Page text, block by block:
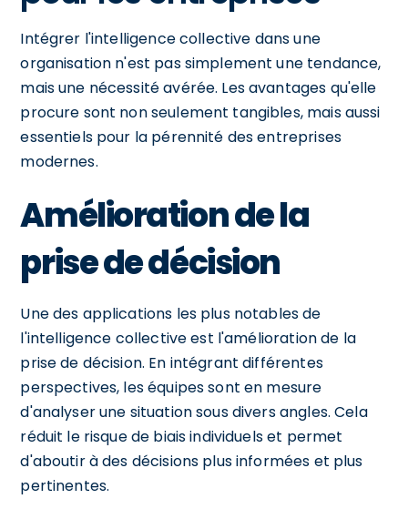
Intégrer l'intelligence collective dans une
organisation n'est pas simplement une tendance,
mais une nécessité avérée. Les avantages qu'elle
procure sont non seulement tangibles, mais aussi
essentiels pour la pérennité des entreprises
modernes.
Amélioration de la
prise de décision
Une des applications les plus notables de
l'intelligence collective est l'amélioration de la
prise de décision. En intégrant différentes
perspectives, les équipes sont en mesure
d'analyser une situation sous divers angles. Cela
réduit le risque de biais individuels et permet
d'aboutir à des décisions plus informées et plus
pertinentes.